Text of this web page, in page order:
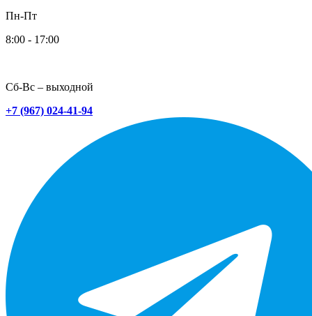
Пн-Пт
8:00 - 17:00
Сб-Вс – выходной
+7 (967) 024-41-94